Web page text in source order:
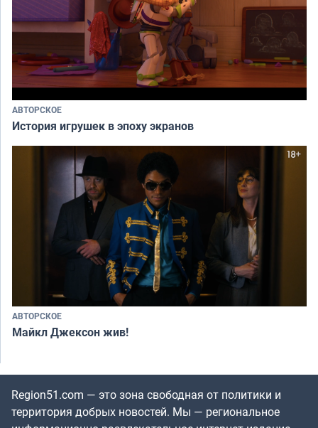
АВТОРСКОЕ
История игрушек в эпоху экранов
АВТОРСКОЕ
Майкл Джексон жив!
Region51.com — это зона свободная от политики и
территория добрых новостей. Мы — региональное